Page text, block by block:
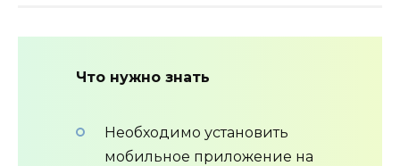
Что нужно знать
Необходимо установить
мобильное приложение на